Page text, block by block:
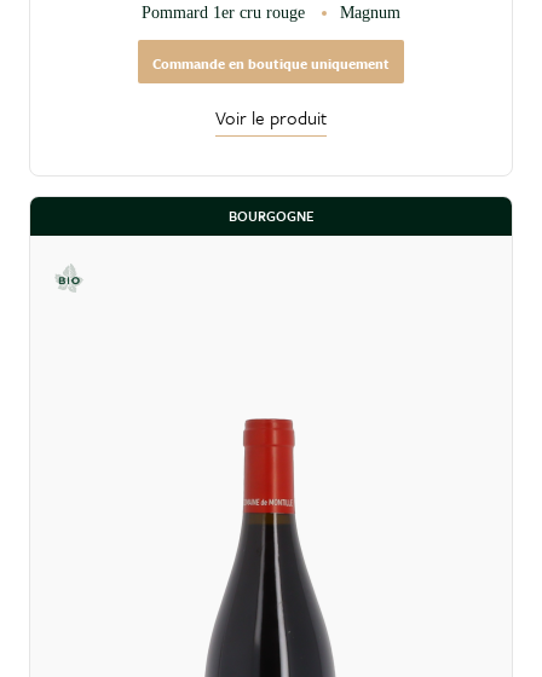
Pommard 1er cru rouge Magnum
Commande en boutique uniquement
Voir le produit
BOURGOGNE